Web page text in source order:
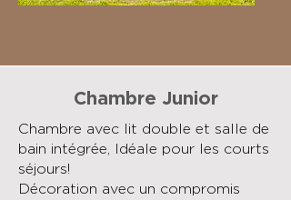
Chambre Junior
Chambre avec lit double et salle de
bain intégrée, Idéale pour les courts
séjours!
Décoration avec un compromis